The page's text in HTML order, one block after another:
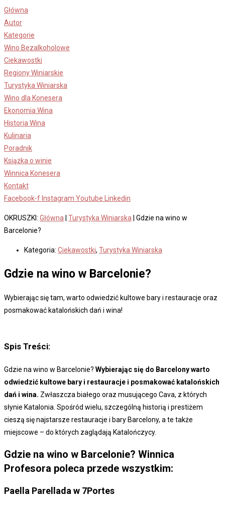
Skip
to
content
Główna
Autor
Kategorie
Wino Bezalkoholowe
Ciekawostki
Regiony Winiarskie
Turystyka Winiarska
Wino dla Konesera
Ekonomia Wina
Historia Wina
Kulinaria
Poradnik
Książka o winie
Winnica Konesera
Kontakt
Facebook-f Instagram Youtube Linkedin
OKRUSZKI: Główna Turystyka Winiarska
Gdzie na wino w
Barcelonie?
Kategoria: Ciekawostki, Turystyka Winiarska
Gdzie na wino w Barcelonie?
Wybierając się tam, warto odwiedzić kultowe bary i restauracje oraz
posmakować katalońskich dań i wina!
Spis Treści:
Gdzie na wino w Barcelonie? Wybierając się do Barcelony warto
odwiedzić kultowe bary i restauracje i posmakować katalońskich
dań i wina. Zwłaszcza białego oraz musującego Cava, z których
słynie Katalonia. Spośród wielu, szczególną historią i prestiżem
cieszą się najstarsze restauracje i bary Barcelony, a te także
miejscowe – do których zaglądają Katalończycy.
Gdzie na wino w Barcelonie? Winnica
Profesora poleca przede wszystkim:
Paella Parellada w 7Portes